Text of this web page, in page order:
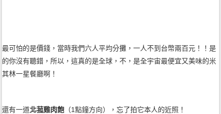
最可怕的是價錢，當時我們六人平均分攤，一人不到台幣兩百元！！是
的你沒有聽錯，所以，這真的是全球，不，是全宇宙最便宜又美味的米
其林一星餐廳啊！
還有一道北菰雞肉飽 （1點鐘方向），忘了拍它本人的近照！